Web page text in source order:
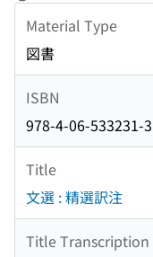
Material Type
図書
ISBN
978-4-06-533231-3
Title
文選 : 精選訳注
Title Transcription